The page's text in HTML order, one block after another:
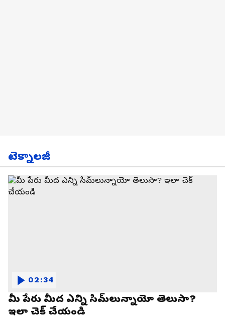
టెక్నాలజీ
మీ పేరు మీద ఎన్ని సిమ్‌లున్నాయో తెలుసా?
ఇలా చెక్ చేయండి
02:34